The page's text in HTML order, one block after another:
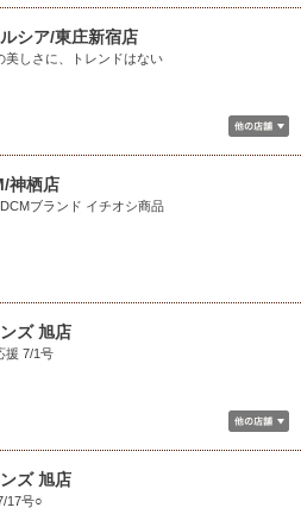
シア/東庄新宿店
美しさに、トレンドはない
神栖店
ブランド イチオシ商品
ズ 旭店
援 7/1号
ズ 旭店
17号○